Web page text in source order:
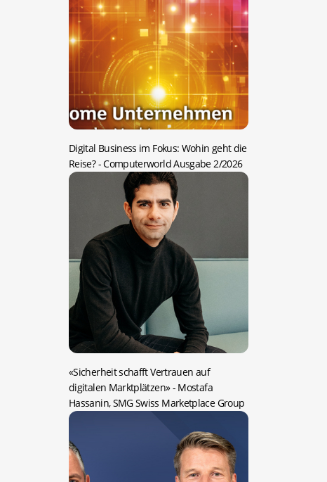
Digital Business im Fokus: Wohin geht die
Reise?- Computerworld Ausgabe 2/2026
«Sicherheit schafft Vertrauen auf
digitalen Marktplätzen»- Mostafa
Hassanin, SMG Swiss Marketplace Group